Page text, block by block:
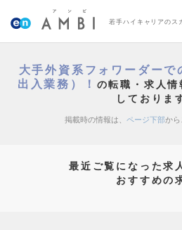
若手ハイキャリアのス
大手外資系フォワーダーで
出入業務）！ の転職・求人情
しておりま
掲載時の情報は、 ページ下部から
最近ご覧になった求
おすすめの